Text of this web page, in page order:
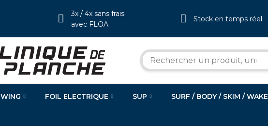
3x / 4x sans frais
avec FLOA
Stock en temps réel
WING FOIL ELECTRIQUE SUP SURF / BODY / SKIM / WAKE